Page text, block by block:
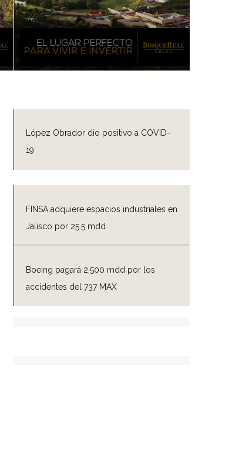
López Obrador dio positivo a COVID-
19
FINSA adquiere espacios industriales en
Jalisco por 25.5 mdd
Boeing pagará 2,500 mdd por los
accidentes del 737 MAX